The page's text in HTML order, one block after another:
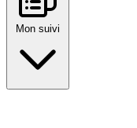
Mon suivi